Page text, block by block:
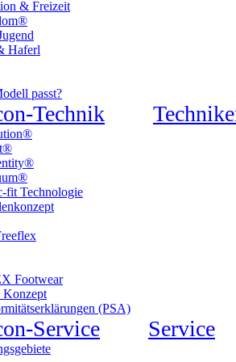
& Freizeit
Haferl
passt?
fit Technologie
Footwear
Konzept
(PSA)
Service